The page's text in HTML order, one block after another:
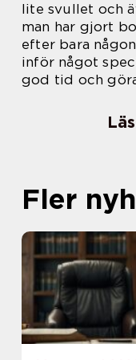
lite svullet och
man har gjort
efter bara
inför något
god tid och
Fler